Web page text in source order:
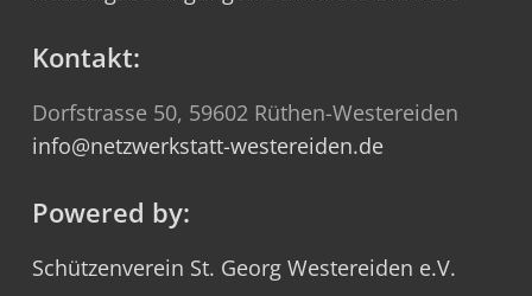
Kontakt:
Dorfstrasse 50, 59602 Rüthen-Westereiden
info@netzwerkstatt-westereiden.de
Powered by:
Schützenverein St. Georg Westereiden e.V.